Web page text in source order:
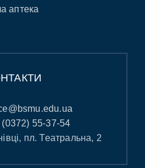
аптека
(0372) 55-37-54
пл. Театральна, 2